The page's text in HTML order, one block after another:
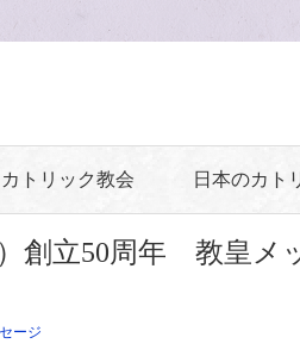
カトリック教会 日本のカト
創立50周年 教皇メ
ージ